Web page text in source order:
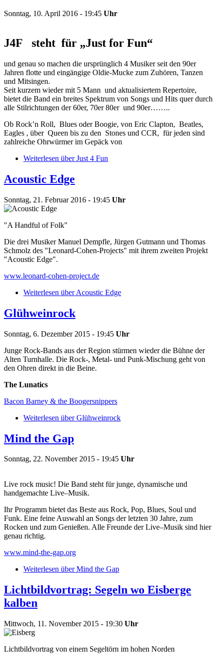
Sonntag, 10. April 2016 - 19:45 Uhr
J4F steht für „Just for Fun“
und genau so machen die ursprünglich 4 Musiker seit den 90er
Jahren flotte und eingängige Oldie-Mucke zum Zuhören, Tanzen
und Mitsingen.
Seit kurzem wieder mit 5 Mann und aktualisiertem Repertoire,
bietet die Band ein breites Spektrum von Songs und Hits quer durch
alle Stilrichtungen der 60er, 70er 80er und 90er……..
Ob Rock’n Roll, Blues oder Boogie, von Eric Clapton, Beatles,
Eagles , über Queen bis zu den Stones und CCR, für jeden sind
zahlreiche Ohrwürmer im Gepäck von
Weiterlesen über Just 4 Fun
Acoustic Edge
Sonntag, 21. Februar 2016 - 19:45 Uhr
"A Handful of Folk"
Die drei Musiker Manuel Dempfle, Jürgen Gutmann und Thomas
Schmolz des "Leonard-Cohen-Projects" mit ihrem zweiten Projekt
"Acoustic Edge".
www.leonard-cohen-project.de
Weiterlesen über Acoustic Edge
Glühweinrock
Sonntag, 6. Dezember 2015 - 19:45 Uhr
Junge Rock-Bands aus der Region stürmen wieder die Bühne der
Alten Turnhalle. Die Rock-, Metal- und Punk-Mischung geht von
den Ohren direkt in die Beine.
The Lunatics
Bacon Barney & the Boogersnippers
Weiterlesen über Glühweinrock
Mind the Gap
Sonntag, 22. November 2015 - 19:45 Uhr
Live rock music! Die Band steht für junge, dynamische und
handgemachte Live–Musik.
Ihr Programm bietet das Beste aus Rock, Pop, Blues, Soul und
Funk. Eine feine Auswahl an Songs der letzten 30 Jahre, zum
Rocken und zum Genießen. Alle Freunde der Live–Musik sind hier
genau richtig.
www.mind-the-gap.org
Weiterlesen über Mind the Gap
Lichtbildvortrag: Segeln wo Eisberge
kalben
Mittwoch, 11. November 2015 - 19:30 Uhr
Lichtbildvortrag von einem Segeltörn im hohen Norden